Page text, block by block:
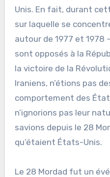
Unis. En fait, durant
sur laquelle se
autour de 1977 et 1978
sont opposés à la
la victoire de la
Iraniens, n’étions pas
comportement des
n’ignorions pas leur
savions depuis le 28
qu’étaient États-Unis.
Le 28 Mordad fut un